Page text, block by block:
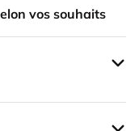
vos souhaits